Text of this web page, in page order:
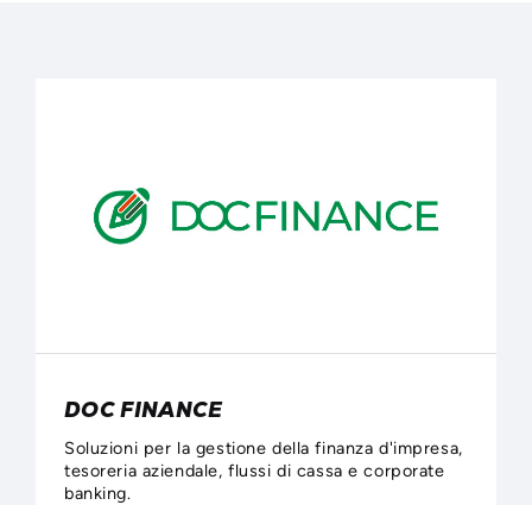
DOC FINANCE
Soluzioni per la gestione della finanza d'impresa,
tesoreria aziendale, flussi di cassa e corporate
banking.